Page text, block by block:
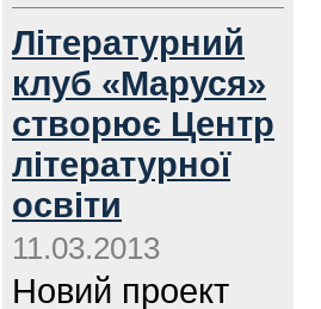
Літературний
клуб «Маруся»
створює Центр
літературної
освіти
11.03.2013
Новий проект